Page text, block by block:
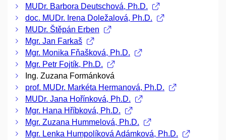
MUDr. Barbora Deutschová, Ph.D.
doc. MUDr. Irena Doležalová, Ph.D.
MUDr. Štěpán Erben
Mgr. Jan Farkaš
Mgr. Monika Fňašková, Ph.D.
Mgr. Petr Fojtík, Ph.D.
Ing. Zuzana Formánková
prof. MUDr. Markéta Hermanová, Ph.D.
MUDr. Jana Hořínková, Ph.D.
Mgr. Hana Hříbková, Ph.D.
Mgr. Zuzana Hummelová, Ph.D.
Mgr. Lenka Humpolíková Adámková, Ph.D.